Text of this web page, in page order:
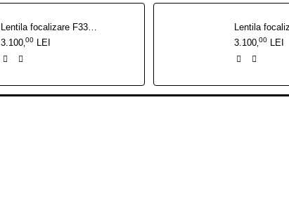
3.100 00 LEI
3.100 00 LEI